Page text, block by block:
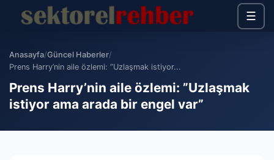
☰
Anasayfa/Güncel Haberler/
Prens Harry’nin aile özlemi: ”Uzlaşmak istiyor...
Prens Harry’nin aile özlemi: ”Uzlaşmak
istiyor ama arada bir engel var”